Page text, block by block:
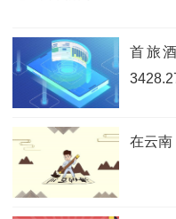
首旅
在云南